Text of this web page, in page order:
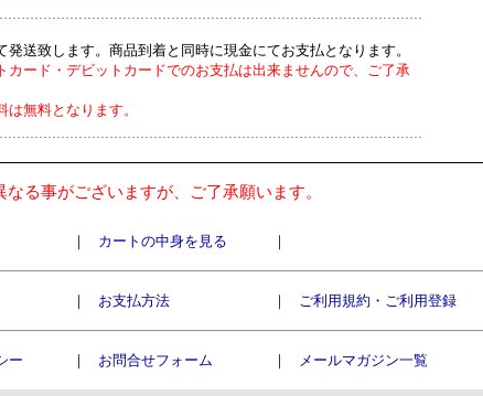
発送致します。商品到着と同時に現金にてお支払となります。
カード・デビットカードでのお支払は出来ませんので、ご了承
無料となります。
る事がございますが、ご了承願います。
｜ カートの中身を見る ｜
｜ お支払方法 ｜ ご利用規約・ご利用登録
ー ｜ お問合せフォーム ｜ メールマガジン一覧